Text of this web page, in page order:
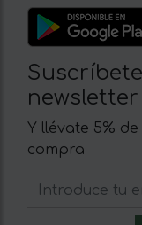
newsletter
Y llévate 5%
compra